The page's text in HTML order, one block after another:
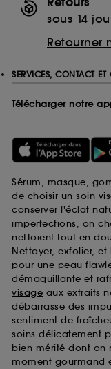
sous 14
Retourner
SERVICES, CONTACT
Télécharger notre
Sérum, masque,
de choisir un soin
conserver l'éclat
imperfections, on
nettoient tout en
Nettoyer, exfolier,
pour une peau
démaquillante et
visage aux extraits
débarrasse des
sentiment de
soins délicatement
bien mérité dont on
moment gourmand